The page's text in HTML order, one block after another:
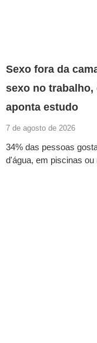
Sexo fora da
sexo no trabalho,
aponta estudo
7 de agosto de 2026
34% das pessoas
d'água, em piscinas